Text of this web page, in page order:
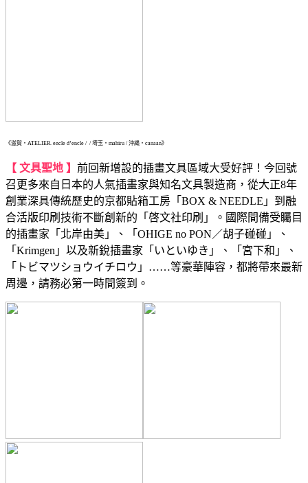
《滋賀・ATELIER. encle d’encle / / 埼玉・mahiru / 沖縄・canaan》
【 文具聖地 】 前回新增設的插畫文具區域大受好評！今回號
召更多來自日本的人氣插畫家與知名文具製造商，從大正8年
創業深具傳統歷史的京都貼箱工房「BOX & NEEDLE」到融
合活版印刷技術不斷創新的「啓文社印刷」。國際間備受矚目
的插畫家「北岸由美」、「OHIGE no PON／胡子碰碰」、
「Krimgen」以及新銳插畫家「いといゆき」、「宮下和」、
「トビマツショウイチロウ」……等豪華陣容，都將帶來最新
周邊，請務必第一時間簽到。